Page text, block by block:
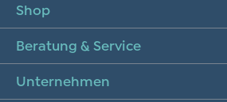
Shop
Beratung & Service
Unternehmen